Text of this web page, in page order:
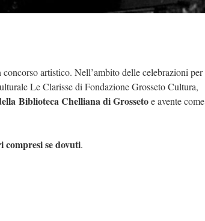
artistico. Nell’ambito delle celebrazioni
Le Clarisse di Fondazione Grosseto Cultura,
Biblioteca Chelliana di Grossetoe avente
compresi se dovuti.